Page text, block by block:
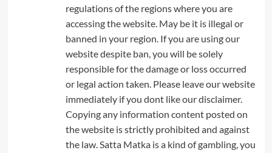
regulations of the regions where you are
accessing the website. May be it is illegal or
banned in your region. If you are using our
website despite ban, you will be solely
responsible for the damage or loss occurred
or legal action taken. Please leave our website
immediately if you dont like our disclaimer.
Copying any information content posted on
the website is strictly prohibited and against
the law. Satta Matka is a kind of gambling, you